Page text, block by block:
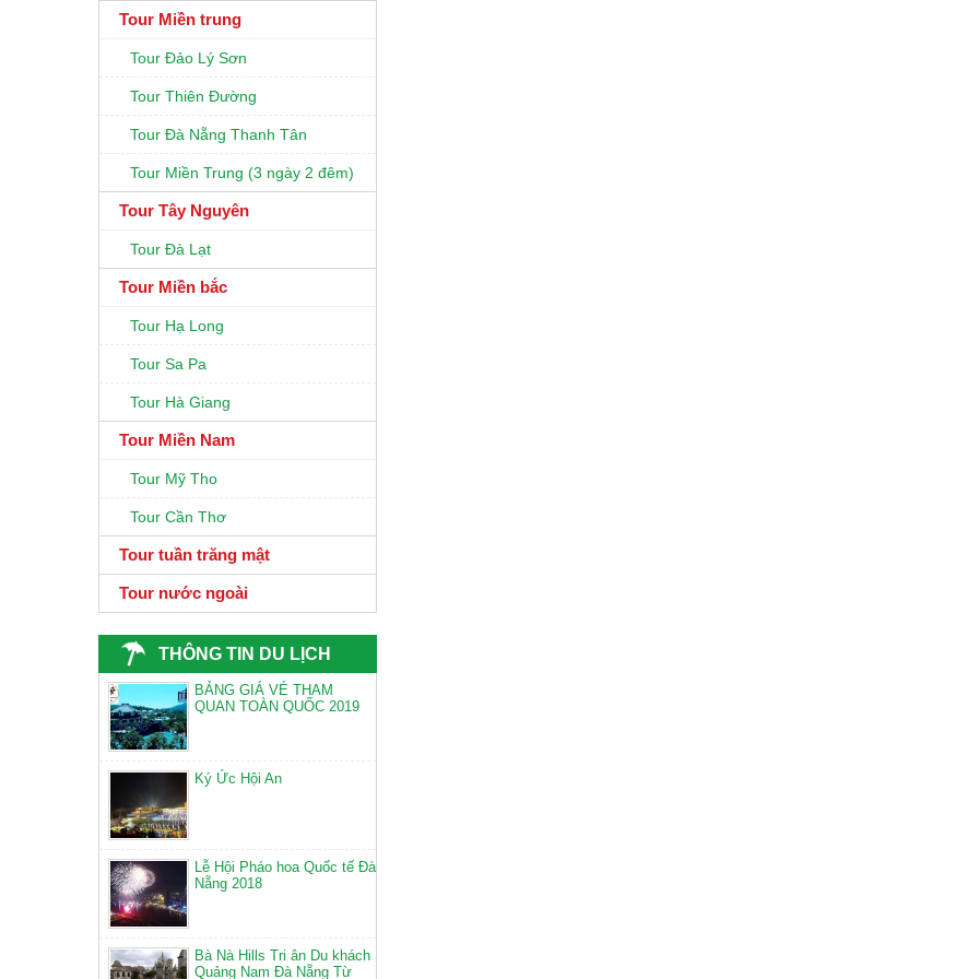
Tour Miền trung
Tour Đảo Lý Sơn
Tour Thiên Đường
Tour Đà Nẵng Thanh Tân
Tour Miền Trung (3 ngày 2 đêm)
Tour Tây Nguyên
Tour Đà Lạt
Tour Miền bắc
Tour Hạ Long
Tour Sa Pa
Tour Hà Giang
Tour Miền Nam
Tour Mỹ Tho
Tour Cần Thơ
Tour tuần trăng mật
Tour nước ngoài
THÔNG TIN DU LỊCH
BẢNG GIÁ VÉ THAM
QUAN TOÀN QUỐC 2019
Ký Ức Hội An
Lễ Hội Pháo hoa Quốc tế Đà
Nẵng 2018
Bà Nà Hills Tri ân Du khách
Quảng Nam Đà Nẵng Từ